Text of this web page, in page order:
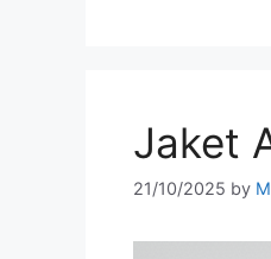
Jaket
21/10/2025 by